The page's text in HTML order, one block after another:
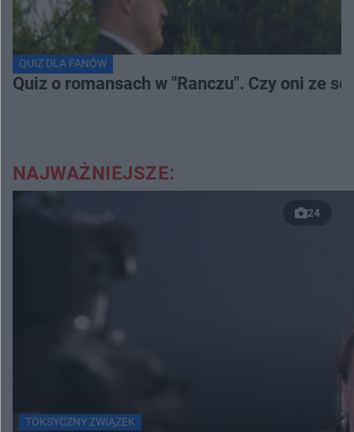
QUIZ DLA FANÓW
Quiz o romansach w "Ranczu". Czy oni ze
NAJWAŻNIEJSZE:
24
TOKSYCZNY ZWIĄZEK